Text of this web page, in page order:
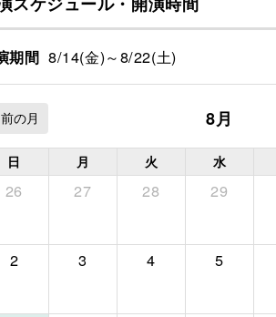
期間 8/14(金)～8/22(土)
8月
日 月 火 水
26 27 28 29
2 3 4 5